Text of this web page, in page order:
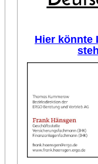
Hier könnte